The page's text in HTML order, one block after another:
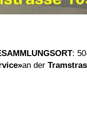
:
an der